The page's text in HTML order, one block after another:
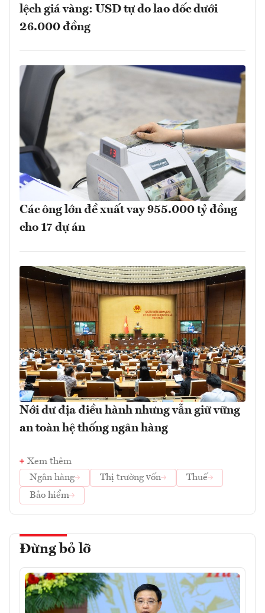
lệch giá vàng: USD tự do lao dốc dưới
26.000 đồng
Các ông lớn đề xuất vay 955.000 tỷ đồng
cho 17 dự án
Nới dư địa điều hành nhưng vẫn giữ vững
an toàn hệ thống ngân hàng
Xem thêm
Ngân hàng
Thị trường vốn
Thuế
Bảo hiểm
Đừng bỏ lỡ